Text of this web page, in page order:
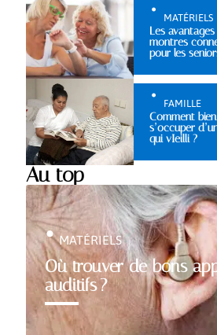
MATÉRIELS
Les avantages
montres
pour les
FAMILLE
Comment bien
s’occuper
qui vIeilli ?
Au top
Où trouver de bons
auditifs ?
MATÉRIELS